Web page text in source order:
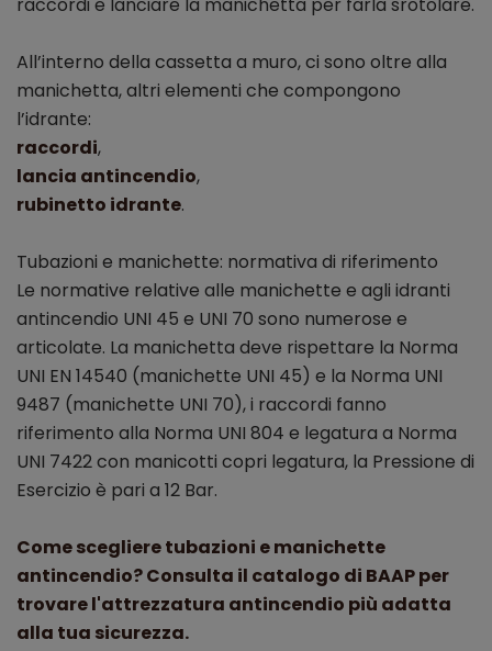
All’interno della cassetta a muro, ci sono oltre alla
manichetta, altri elementi che compongono
l’idrante:
raccordi,
lancia antincendio,
rubinetto idrante.
Tubazioni e manichette: normativa di riferimento
Le normative relative alle manichette e agli idranti
antincendio UNI 45 e UNI 70 sono numerose e
articolate. La manichetta deve rispettare la Norma
UNI EN 14540 (manichette UNI 45) e la Norma UNI
9487 (manichette UNI 70), i raccordi fanno
riferimento alla Norma UNI 804 e legatura a Norma
UNI 7422 con manicotti copri legatura, la Pressione di
Esercizio è pari a 12 Bar.
Come scegliere tubazioni e manichette
antincendio? Consulta il catalogo di BAAP per
trovare l'attrezzatura antincendio più adatta
alla tua sicurezza.